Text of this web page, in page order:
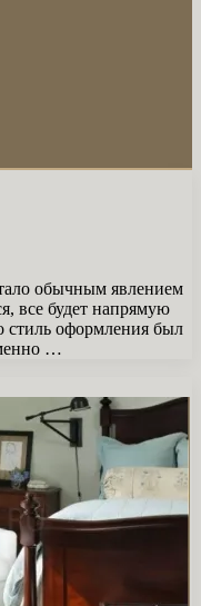
обычным явлением
все будет напрямую
стиль оформления был
…